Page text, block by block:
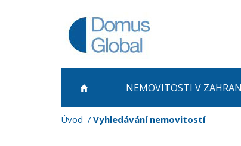
NEMOVITOSTI V
Úvod Vyhledávání nemovitostí